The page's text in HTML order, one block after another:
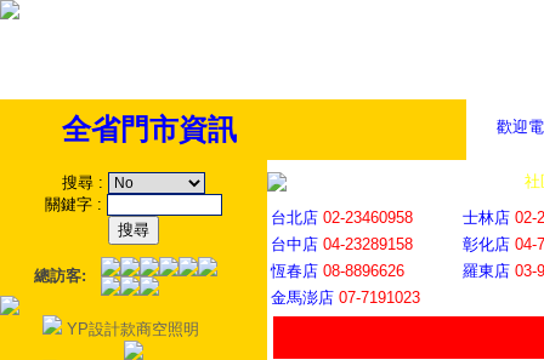
歡迎
全省門市資訊
搜尋 :
關鍵字 :
總訪客:
YP設計款商空照明
社
台北店 02-23460958 士林店 02-
台中店 04-23289158 彰化店 04-
恆春店 08-8896626 羅東店 03-
金馬澎店 07-7191023